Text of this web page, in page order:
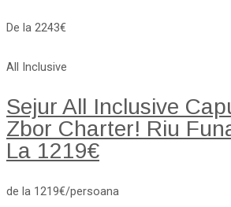
De la 2243€
All Inclusive
Sejur All Inclusive
Zbor Charter! Riu
La 1219€
de la 1219€/persoana